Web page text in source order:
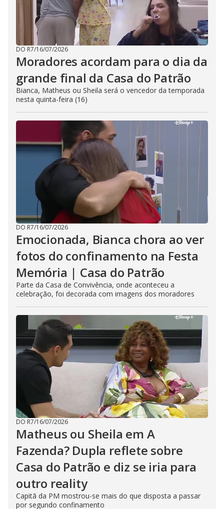
DO R7/16/07/2026
Moradores acordam para o dia da
grande final da Casa do Patrão
Bianca, Matheus ou Sheila será o vencedor da temporada
nesta quinta-feira (16)
DO R7/16/07/2026
Emocionada, Bianca chora ao ver
fotos do confinamento na Festa
Memória | Casa do Patrão
Parte da Casa de Convivência, onde aconteceu a
celebração, foi decorada com imagens dos moradores
DO R7/16/07/2026
Matheus ou Sheila em A
Fazenda? Dupla reflete sobre
Casa do Patrão e diz se iria para
outro reality
Capitã da PM mostrou-se mais do que disposta a passar
por segundo confinamento